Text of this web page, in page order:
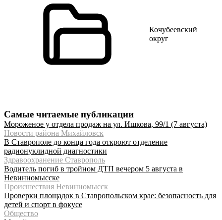
Кочубеевский
округ
Самые читаемые публикации
Мороженое у отдела продаж на ул. Ишкова, 99/1 (7 августа)
Новости района Михайловск
В Ставрополе до конца года откроют отделение
радионуклидной диагностики
Здравоохранение Ставрополь
Водитель погиб в тройном ДТП вечером 5 августа в
Невинномысске
Происшествия Невинномысск
Проверки площадок в Ставропольском крае: безопасность для
детей и спорт в фокусе
Общество